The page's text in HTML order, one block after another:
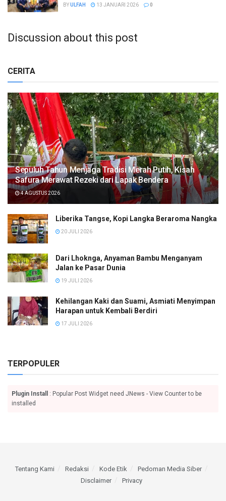
BYULFAH 13 JANUARI 2026 0
Discussion about this post
CERITA
Sepuluh Tahun Menjaga Tradisi Merah Putih, Kisah
Safura Merawat Rezeki dari Lapak Bendera
4 AGUSTUS 2026
Liberika Tangse, Kopi Langka Beraroma Nangka
20 JULI 2026
Dari Lhoknga, Anyaman Bambu Menganyam
Jalan ke Pasar Dunia
19 JULI 2026
Kehilangan Kaki dan Suami, Asmiati Menyimpan
Harapan untuk Kembali Berdiri
17 JULI 2026
TERPOPULER
Plugin Install
: Popular Post Widget need JNews - View Counter to be
installed
Tentang Kami Redaksi Kode Etik
Pedoman Media Siber
Disclaimer
Privacy